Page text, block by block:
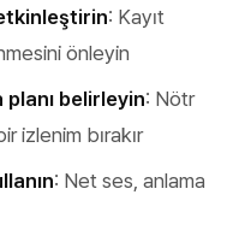
: Kayıt
önleyin
belirleyin: Nötr
izlenim bırakır
: Net ses, anlama